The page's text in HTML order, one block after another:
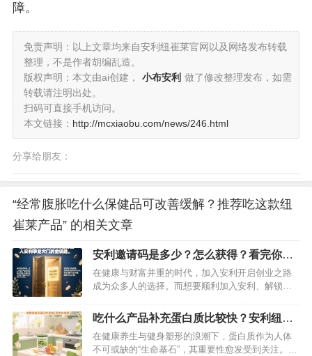
障。
免责声明：以上文章均来自安利纽崔莱官网以及网络发布转载
整理，不是作者胡编乱造。
版权声明：本文由ai创建，
小布安利 做了修改整理发布，如需
转载请注明出处。
扫码可直接手机访问。
本文链接： http://mcxiaobu.com/news/246.html
分享给朋友：
“经常腹胀吃什么保健品可改善缓解？推荐吃这款纽
崔莱产品” 的相关文章
安利邀请码是多少？怎么获得？看完你就
知道了
在健康与财富并重的时代，加入安利开启创业之路
成为众多人的选择。而想要顺利加入安利、解锁丰
——安利邀请码69931366。这组数字不仅是注册的
重要凭证，更是你链接优质资源、实现事业突破的
起点。…
吃什么产品补充蛋白质比较快？安利纽崔
莱蛋白粉别错过
在健康养生与健身塑形的浪潮下，蛋白质作为人体
不可或缺的“生命基石”，其重要性愈发受到关注。无